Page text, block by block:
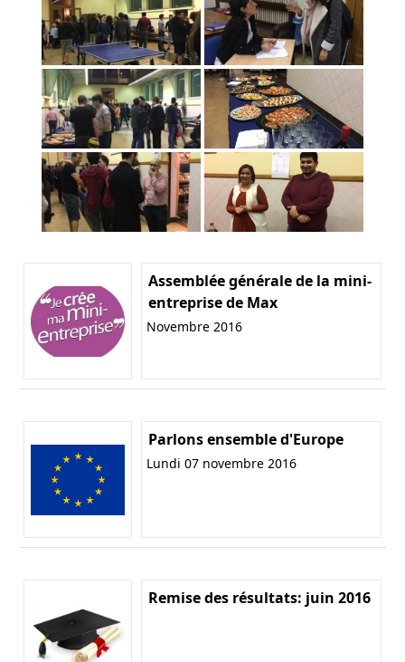
Assemblée générale de la mini-
entreprise de Max
Novembre 2016
Parlons ensemble d'Europe
Lundi 07 novembre 2016
Remise des résultats: juin 2016